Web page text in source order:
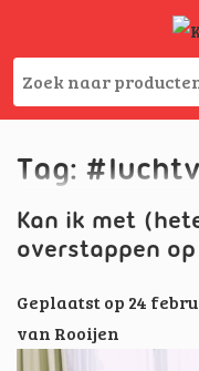
Tag:
Kan ik met
overstappen
Geplaatst op 24
van Rooijen